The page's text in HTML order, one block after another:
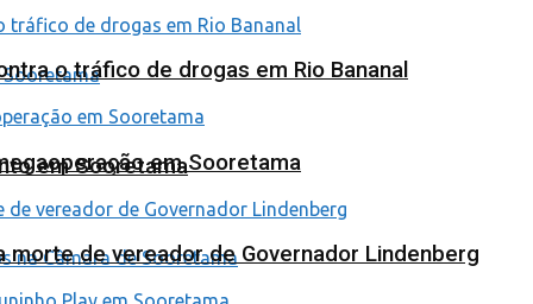
em Sooretama
o tráfico de drogas em Rio Bananal
em Sooretama
de vereador de Governador Lindenberg